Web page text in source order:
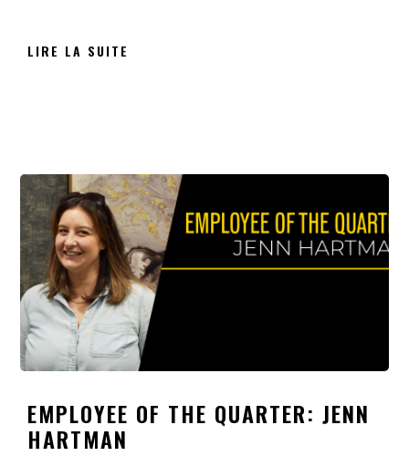
LIRE LA SUITE
EMPLOYEE OF THE QUARTER: JENN
HARTMAN